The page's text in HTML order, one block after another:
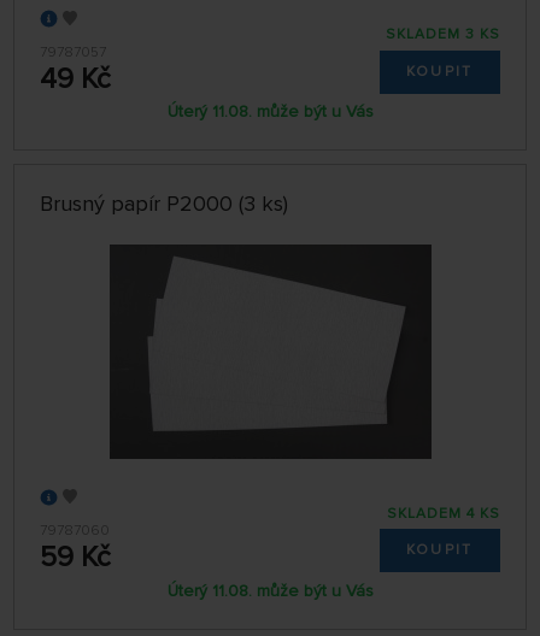
79787057
49 Kč
SKLADEM 3 KS
KOUPIT
Úterý 11.08. může být u Vás
Brusný papír P2000 (3 ks)
79787060
59 Kč
SKLADEM 4 KS
KOUPIT
Úterý 11.08. může být u Vás